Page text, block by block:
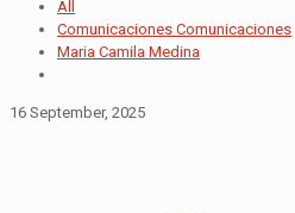
All
Comunicaciones Comunicaciones
Maria Camila Medina
16 September, 2025